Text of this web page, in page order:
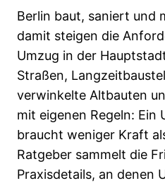
E
N
Ü
E
R
N
A
E
E
R
F
Ä
L
E
:
A
Berlin baut, saniert und
damit steigen die
Umzug in der
Straßen,
verwinkelte Altbauten
mit eigenen Regeln: Ein
braucht weniger Kraft
Ratgeber sammelt die
Praxisdetails, an denen